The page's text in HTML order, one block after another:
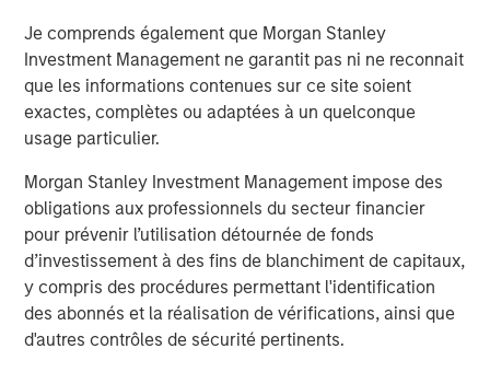
Je comprends également que Morgan Stanley
Investment Management ne garantit pas ni ne reconnait
que les informations contenues sur ce site soient
exactes, complètes ou adaptées à un quelconque
usage particulier.
Morgan Stanley Investment Management impose des
obligations aux professionnels du secteur financier
pour prévenir l’utilisation détournée de fonds
d’investissement à des fins de blanchiment de capitaux,
y compris des procédures permettant l'identification
des abonnés et la réalisation de vérifications, ainsi que
d'autres contrôles de sécurité pertinents.
“Durango is excited to announce the continued expansion
of our Permian Basin assets with the construction of
Kings Landing,” said Durango President and CEO Richard
Cargile. “The Kings Landing project provides an essential
capacity solution for our customers in Eddy and Lea
the U.S. for oil and natural gas development. We are proud
to be delivering on our long-standing commitment to
provide best-in-class midstream services as we continue
to grow in support of our producers.”
About Durango